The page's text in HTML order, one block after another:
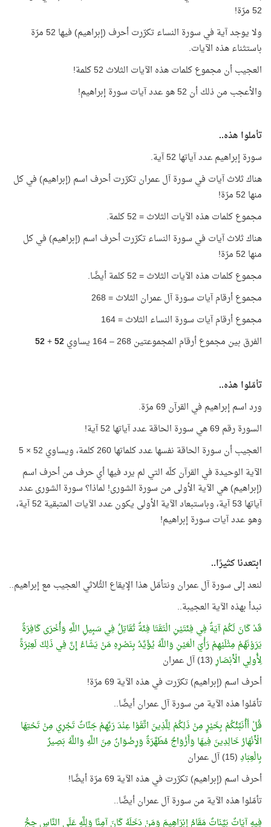
52 مرّة!
ولا يوجد آية في سورة النساء تكرّرت أحرف (إبراهيم) فيها 52 مرّة
باستثناء هذه الآيات.
العجيب أن مجموع كلمات هذه الآيات الثلاث 52 كلمة!
والأعجب من ذلك أن 52 هو عدد آيات سورة إبراهيم!
تأملوا هذه..
سورة إبراهيم عدد آياتها 52 آية.
هناك ثلاث آيات في سورة آل عمران تكرّرت أحرف اسم (إبراهيم) في كل
منها 52 مرّة!
مجموع كلمات هذه الآيات الثلاث = 52 كلمة.
هناك ثلاث آيات في سورة النساء تكرّرت أحرف اسم (إبراهيم) في كل
منها 52 مرّة!
مجموع كلمات هذه الآيات الثلاث = 52 كلمة أيضًا.
مجموع أرقام آيات سورة آل عمران الثلاث = 268
مجموع أرقام آيات سورة النساء الثلاث = 164
الفرق بين مجموع أرقام المجموعتين 268 – 164 يساوي
52
+
52
تأمّلوا هذه..
ورد اسم إبراهيم في القرآن 69 مرّة.
السورة رقم 69 هي سورة الحاقة عدد آياتها 52 آية!
العجيب أن سورة الحاقة نفسها عدد كلماتها 260 كلمة، ويساوي 52 × 5
الآية الوحيدة في القرآن كلّه التي لم يرد فيها أي حرف من أحرف اسم
(إبراهيم) هي الآية الأولى من سورة الشورى! لماذا؟ سورة الشورى عدد
آياتها 53 آية، وباستبعاد الآية الأولى يكون عدد الآيات المتبقية 52 آية،
وهو عدد آيات سورة إبراهيم!
ابتعدنا كثيرًا..
لنعد إلى سورة آل عمران ونتأمّل هذا الإيقاع الثُلاثي العجيب مع إبراهيم..
نبدأ بهذه الآية العجيبة..
قَدْ كَانَ لَكُمْ آيَةٌ فِي فِئَتَيْنِ الْتَقَتَا فِئَةٌ تُقَاتِلُ فِي سَبِيلِ اللَّهِ وَأُخْرَى كَافِرَةٌ
يَرَوْنَهُمْ مِثْلَيْهِمْ رَأْيَ الْعَيْنِ وَاللَّهُ يُؤَيِّدُ بِنَصْرِهِ مَنْ يَشَاءُ إِنَّ فِي ذَلِكَ لَعِبْرَةً
لِأُولِي الْأَبْصَارِ(13) آل عمران
أحرف اسم (إبراهيم) تكرّرت في هذه الآية 69 مرّة!
تأمّلوا هذه الآية من سورة آل عمران أيضًا..
قُلْ أَأُنَبِّئُكُمْ بِخَيْرٍ مِنْ ذَلِكُمْ لِلَّذِينَ اتَّقَوْا عِنْدَ رَبِّهِمْ جَنَّاتٌ تَجْرِي مِنْ تَحْتِهَا
الْأَنْهَارُ خَالِدِينَ فِيهَا وَأَزْوَاجٌ مُطَهَّرَةٌ وَرِضْوَانٌ مِنَ اللَّهِ وَاللَّهُ بَصِيرٌ
بِالْعِبَادِ(15) آل عمران
أحرف اسم (إبراهيم) تكرّرت في هذه الآية 69 مرّة أيضًا!
تأمّلوا هذه الآية من سورة آل عمران أيضًا..
فِيهِ آيَاتٌ بَيِّنَاتٌ مَقَامُ إِبْرَاهِيمَ وَمَنْ دَخَلَهُ كَانَ آمِنًا وَلِلَّهِ عَلَى النَّاسِ حِجُّ